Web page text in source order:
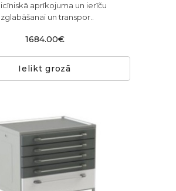
aprīkojuma un ierīču
un transpor..
1684.00€
Ielikt grozā